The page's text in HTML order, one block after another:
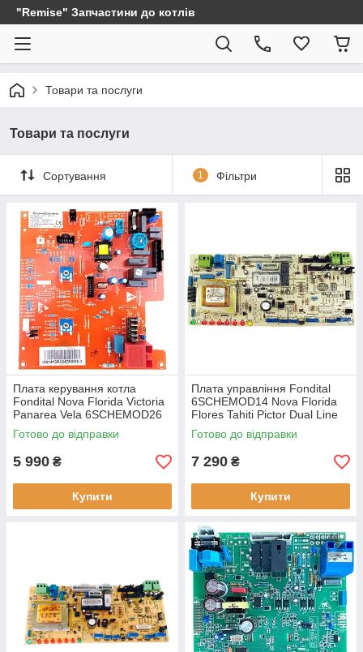
"Remise" Запчастини до котлів
Товари та послуги
Товари та послуги
Сортування 1 Фільтри
Плата керування котла
Fondital Nova Florida Victoria
Panarea Vela 6SCHEMOD26
6SCHEMOD12
Готово до відправки
5 990 ₴
Купити
Плата управління Fondital
6SCHEMOD14 Nova Florida
Flores Tahiti Pictor Dual Line
Готово до відправки
7 290 ₴
Купити